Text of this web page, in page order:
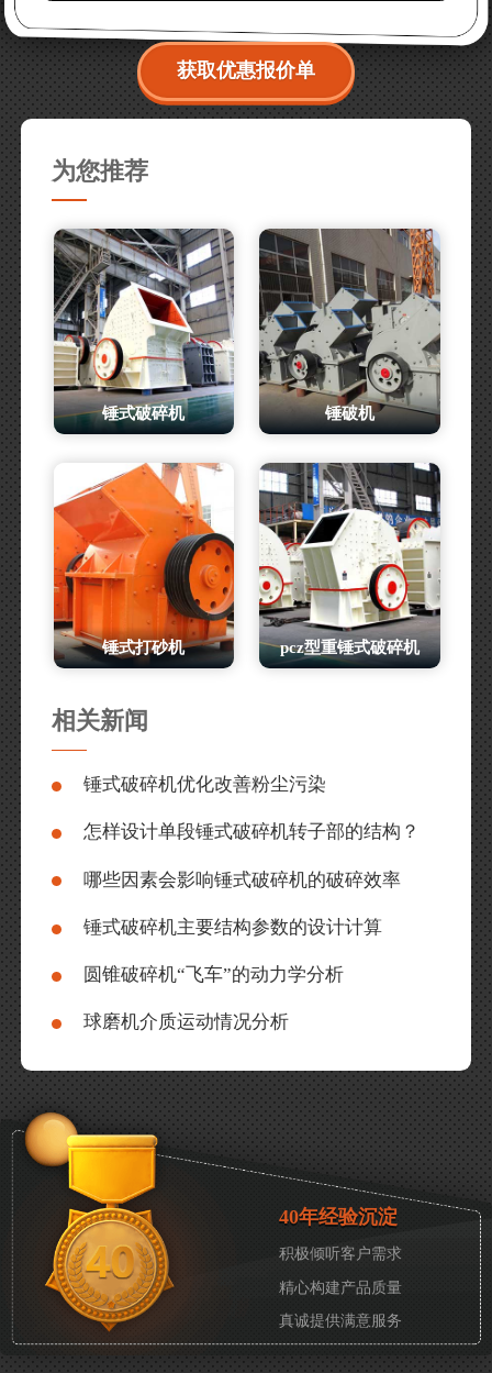
获取优惠报价单
为您推荐
锤式破碎机 锤破机
锤式打砂机 pcz型重锤式破碎机
相关新闻
锤式破碎机优化改善粉尘污染
怎样设计单段锤式破碎机转子部的结构？
哪些因素会影响锤式破碎机的破碎效率
锤式破碎机主要结构参数的设计计算
圆锥破碎机“飞车”的动力学分析
球磨机介质运动情况分析
40年经验沉淀
积极倾听客户需求
精心构建产品质量
真诚提供满意服务